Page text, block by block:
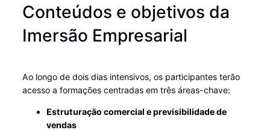
Conteúdos e objetivos da
Imersão Empresarial
Ao longo de dois dias intensivos, os participantes terão
acesso a formações centradas em três áreas-chave:
Estruturação comercial e previsibilidade de
vendas